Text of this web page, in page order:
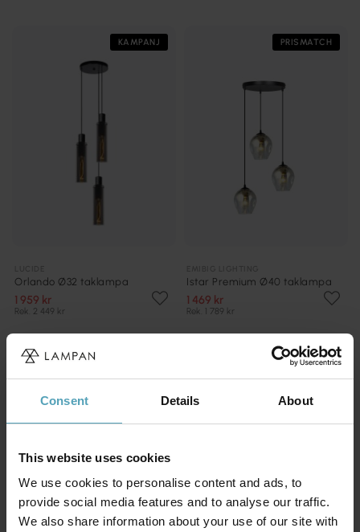
Consent Details About
This website uses cookies
We use cookies to personalise content and ads, to
provide social media features and to analyse our traffic.
We also share information about your use of our site with
KAMPANJ
Orlando Ø32 taklampa
1 959 kr
Rek. 2 449 kr
PRISMATCH
Istar Premium Ø40 taklampa
1 469 kr
Rek. 1 789 kr
KAMPANJ